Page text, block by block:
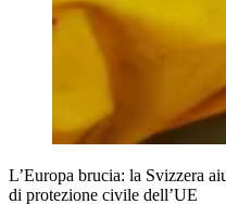
L’Europa brucia: la Svizzera
di protezione civile dell’UE